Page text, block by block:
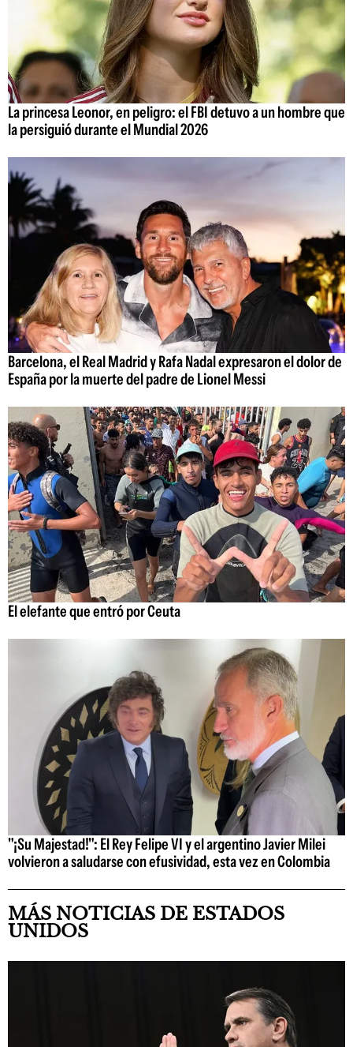
La princesa Leonor, en peligro: el FBI detuvo a un hombre que
la persiguió durante el Mundial 2026
Barcelona, el Real Madrid y Rafa Nadal expresaron el dolor de
España por la muerte del padre de Lionel Messi
El elefante que entró por Ceuta
"¡Su Majestad!": El Rey Felipe VI y el argentino Javier Milei
volvieron a saludarse con efusividad, esta vez en Colombia
MÁS NOTICIAS DE ESTADOS
UNIDOS